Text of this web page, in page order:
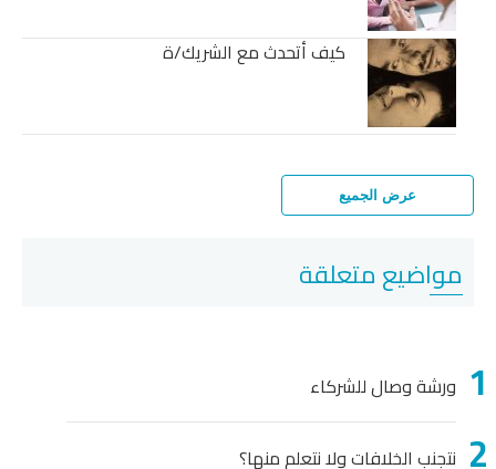
كيف أتحدث مع الشريك/ة
عرض الجميع
مواضيع متعلقة
ورشة وصال للشركاء
نتجنب الخلافات ولا نتعلم منها؟